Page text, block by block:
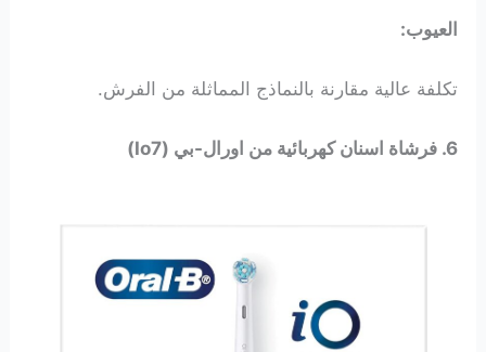
العيوب:
تكلفة عالية مقارنة بالنماذج المماثلة من الفرش.
6. فرشاة اسنان كهربائية من اورال-بي (Io7)